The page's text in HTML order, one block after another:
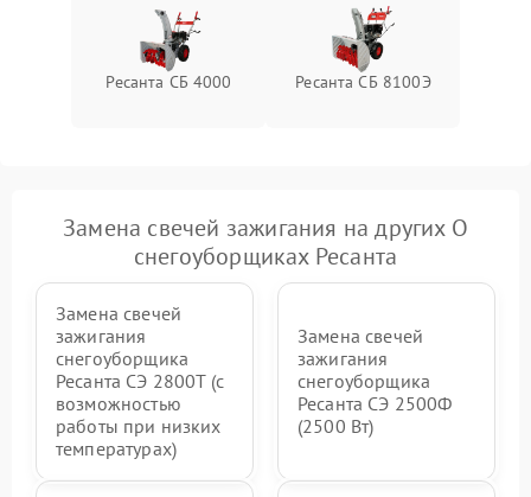
Ресанта СБ 4000 Ресанта СБ 8100Э
Замена свечей зажигания на других О
снегоуборщиках Ресанта
Замена свечей
зажигания
снегоуборщика
Ресанта СЭ 2800Т (с
возможностью
работы при низких
температурах)
Замена свечей
зажигания
снегоуборщика
Ресанта СЭ 2500Ф
(2500 Вт)